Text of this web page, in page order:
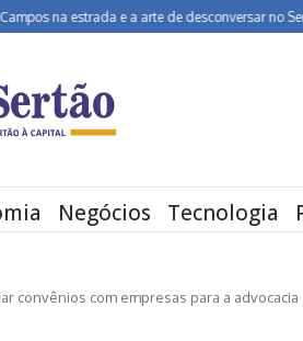
estrada e a arte de desconversar no Sertão
Negócios Tecnologia
convênios com empresas para a advocacia